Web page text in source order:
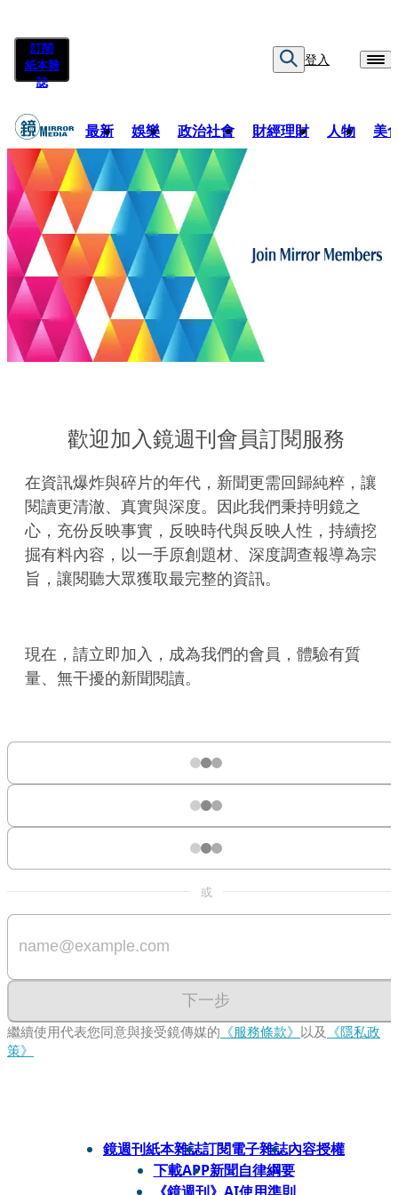
訂閱
紙本雜
誌
登入
最新 娛樂 政治社會 財經理財 人物 美
歡迎加入鏡週刊會員訂閱服務
在資訊爆炸與碎片的年代，新聞更需回歸純粹，讓
閱讀更清澈、真實與深度。因此我們秉持明鏡之
心，充份反映事實，反映時代與反映人性，持續挖
掘有料內容，以一手原創題材、深度調查報導為宗
旨，讓閱聽大眾獲取最完整的資訊。
現在，請立即加入，成為我們的會員，體驗有質
量、無干擾的新聞閱讀。
或
下一步
繼續使用代表您同意與接受鏡傳媒的 《服務條款》 以及 《隱私政
策》
鏡週刊紙本雜誌訂閱電子雜誌內容授權
下載APP新聞自律綱要